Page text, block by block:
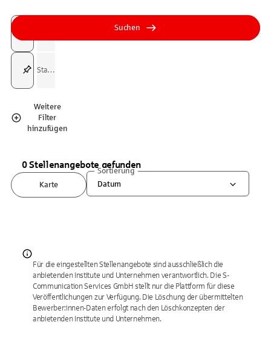
Suchfeld
Tippen Sie, um nach Themen zu suchen. Verwenden Sie die
Suchfeld
Tippen Sie, um nach Themen zu suchen. Verwenden Sie die
Weitere
Filter
hinzufügen
Suchen
0 Stellenangebote gefunden
Karte
Sortierung
Datum
Für die eingestellten Stellenangebote sind ausschließlich die
anbietenden Institute und Unternehmen verantwortlich. Die S-
Communication Services GmbH stellt nur die Plattform für diese
Veröffentlichungen zur Verfügung. Die Löschung der übermittelten
Bewerber:innen-Daten erfolgt nach den Löschkonzepten der
anbietenden Institute und Unternehmen.